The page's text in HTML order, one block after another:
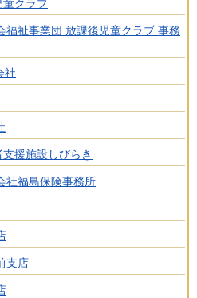
クラブ
福祉事業団 放課後児童クラブ 事務
社
援施設しびらき
社福島保険事務所
支店